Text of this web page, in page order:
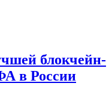
блокчейн-
в России